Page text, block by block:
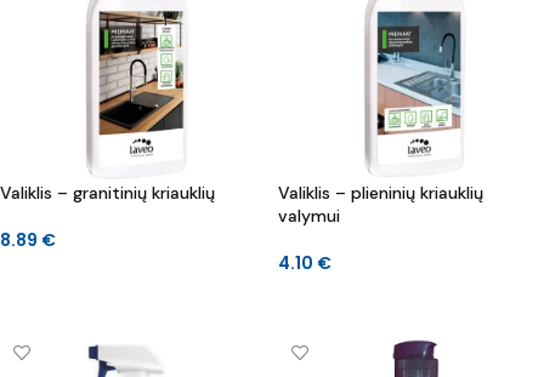
Valiklis – granitinių kriauklių
8.89 €
Valiklis – plieninių kriauklių
valymui
4.10 €